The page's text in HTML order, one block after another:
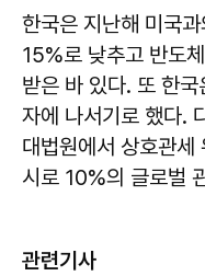
한국은 지난해 미국
15%로 낮추고 반도
받은 바 있다. 또 한
자에 나서기로 했다.
대법원에서 상호관세
시로 10%의 글로벌
관련기사